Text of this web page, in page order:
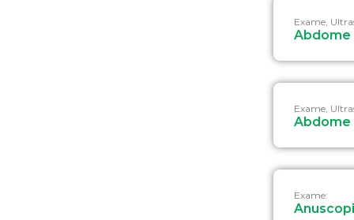
Exame,
Abdome
Exame,
Abdome
Exame: